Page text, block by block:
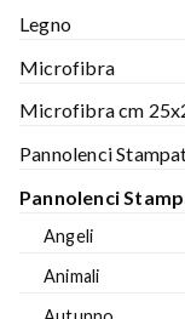
Legno
Microfibra
Microfibra cm
Pannolenci
Pannolenci
Angeli
Animali